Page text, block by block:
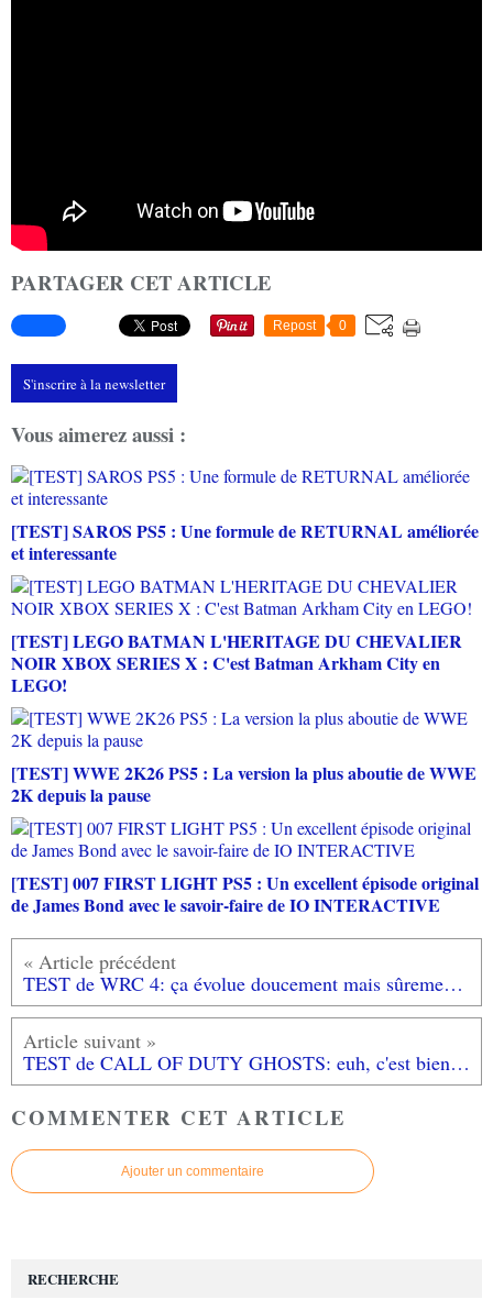
PARTAGER CET ARTICLE
Repost 0
S'inscrire à la newsletter
Vous aimerez aussi :
[TEST] SAROS PS5 : Une formule de RETURNAL améliorée
et interessante
[TEST] LEGO BATMAN L'HERITAGE DU CHEVALIER
NOIR XBOX SERIES X : C'est Batman Arkham City en
LEGO!
[TEST] WWE 2K26 PS5 : La version la plus aboutie de WWE
2K depuis la pause
[TEST] 007 FIRST LIGHT PS5 : Un excellent épisode original
de James Bond avec le savoir-faire de IO INTERACTIVE
TEST de WRC 4: ça évolue doucement mais sûrement... (testé sur XBOX 360)
TEST de CALL OF DUTY GHOSTS: euh, c'est bien le nouveau?... (testé sur XBOX 360 + XBOX ONE)
COMMENTER CET ARTICLE
Ajouter un commentaire
RECHERCHE